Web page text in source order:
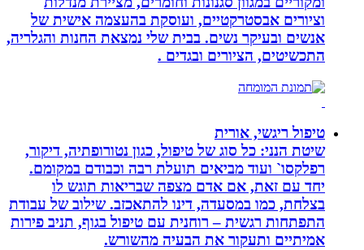
וציורים אבסטרקטיים, ועוסקת בהעצמה אישית של
אנשים ובעיקר נשים. בבית שלי נמצאת החנות והגלריה,
התכשיטים, הציורים ובגדים .
טיפול ריגשי, אורית
שיטת הנני: כל סוג של טיפול, כגון נטורופתיה, דיקור,
רפלקסו` ועוד מביאים תועלת רבה וכבודם במקומם.
יחד עם זאת, אם אדם מצפה שבריאות תוגש לו
בצלחת, כמו במסעדה, דינו להתאכזב. שילוב של עבודת
התפתחות רגשית – רוחנית עם טיפול בגוף, תניב פירות
אמיתיים ותעקור את הבעיה מהשורש.